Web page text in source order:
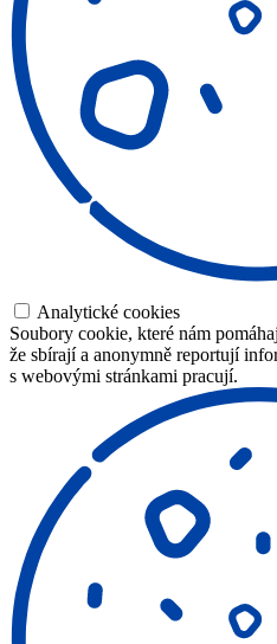
Analytické cookies
Soubory cookie, které nám
že sbírají a anonymně reportují
s webovými stránkami pracují.